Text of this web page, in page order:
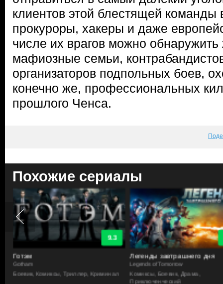
клиентов этой блестящей команды
прокуроры, хакеры и даже
числе их врагов можно обнаружить
мафиозные семьи,
организаторов подпольных боев,
конечно же, профессиональных
прошлого Ченса.
Похожие сериалы
9.3
Готэм
Gotham
Боевик, Комиксы, Триллер, Криминал
Легенды завтрашнего дня
Legends of Tomorrow
Комиксы, Боевик, Драма,
Приключенческий